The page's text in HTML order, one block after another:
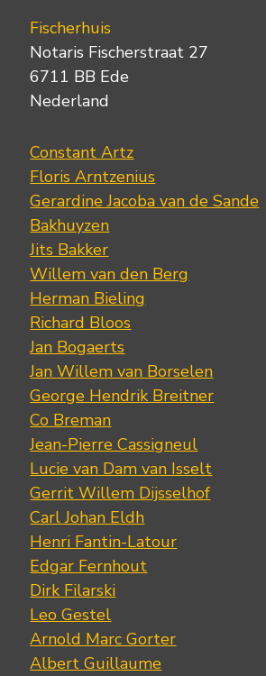
Fischerhuis
Notaris Fischerstraat 27
6711 BB Ede
Nederland
Constant Artz
Floris Arntzenius
Gerardine Jacoba van de Sande
Bakhuyzen
Jits Bakker
Willem van den Berg
Herman Bieling
Richard Bloos
Jan Bogaerts
Jan Willem van Borselen
George Hendrik Breitner
Co Breman
Jean-Pierre Cassigneul
Lucie van Dam van Isselt
Gerrit Willem Dijsselhof
Carl Johan Eldh
Henri Fantin-Latour
Edgar Fernhout
Dirk Filarski
Leo Gestel
Arnold Marc Gorter
Albert Guillaume